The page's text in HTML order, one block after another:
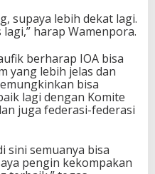
supaya lebih dekat lagi.
harap Wamenpora.
berharap IOA bisa
yang lebih jelas dan
bisa
lagi dengan Komite
juga federasi-federasi
sini semuanya bisa
pengin kekompakan